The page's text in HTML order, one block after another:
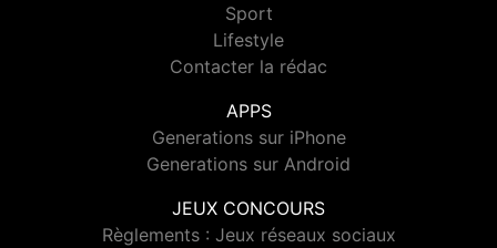
Sport
Lifestyle
Contacter la rédac
APPS
Generations sur iPhone
Generations sur Android
JEUX CONCOURS
Règlements : Jeux réseaux sociaux